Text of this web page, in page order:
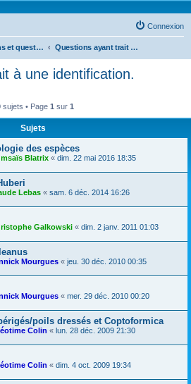
Connexion
Informations et questions taxonomiques Questions ayant trait à une identification.
à une identification.
sujets • Page 1 sur 1
Sujets
des espèces
Blatrix « dim. 22 mai 2016 18:35
Lebas « sam. 6 déc. 2014 16:26
Galkowski « dim. 2 janv. 2011 01:03
Mourgues « jeu. 30 déc. 2010 00:35
Mourgues « mer. 29 déc. 2010 00:20
poils dressés et Coptoformica
Colin « lun. 28 déc. 2009 21:30
Colin « dim. 4 oct. 2009 19:34